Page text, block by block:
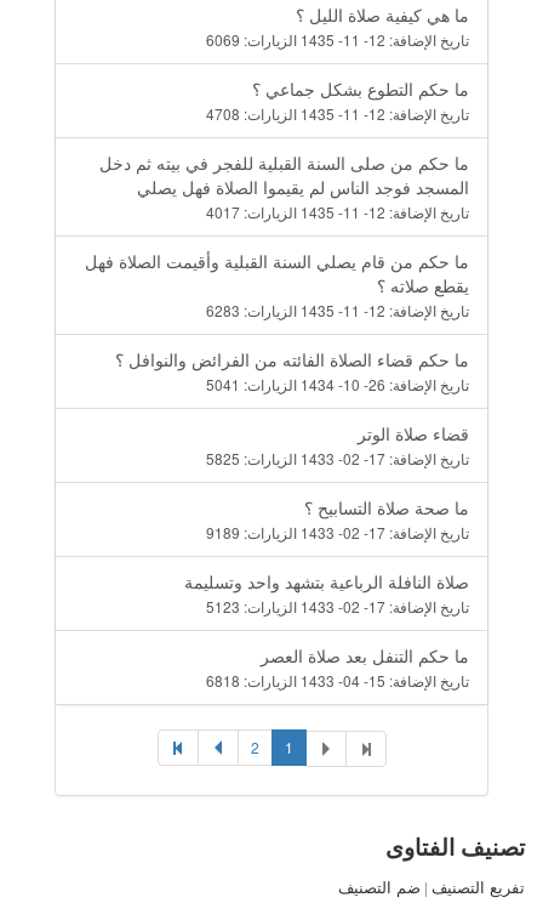
ما هي كيفية صلاة الليل ؟
تاريخ الإضافة: 12- 11- 1435 الزيارات: 6069
ما حكم التطوع بشكل جماعي ؟
تاريخ الإضافة: 12- 11- 1435 الزيارات: 4708
ما حكم من صلى السنة القبلية للفجر في بيته ثم دخل
المسجد فوجد الناس لم يقيموا الصلاة فهل يصلي
تاريخ الإضافة: 12- 11- 1435 الزيارات: 4017
ما حكم من قام يصلي السنة القبلية وأقيمت الصلاة فهل
يقطع صلاته ؟
تاريخ الإضافة: 12- 11- 1435 الزيارات: 6283
ما حكم قضاء الصلاة الفائته من الفرائض والنوافل ؟
تاريخ الإضافة: 26- 10- 1434 الزيارات: 5041
قضاء صلاة الوتر
تاريخ الإضافة: 17- 02- 1433 الزيارات: 5825
ما صحة صلاة التسابيح ؟
تاريخ الإضافة: 17- 02- 1433 الزيارات: 9189
صلاة النافلة الرباعية بتشهد واحد وتسليمة
تاريخ الإضافة: 17- 02- 1433 الزيارات: 5123
ما حكم التنفل بعد صلاة العصر
تاريخ الإضافة: 15- 04- 1433 الزيارات: 6818
1
2
تصنيف الفتاوى
تفريع التصنيف | ضم التصنيف